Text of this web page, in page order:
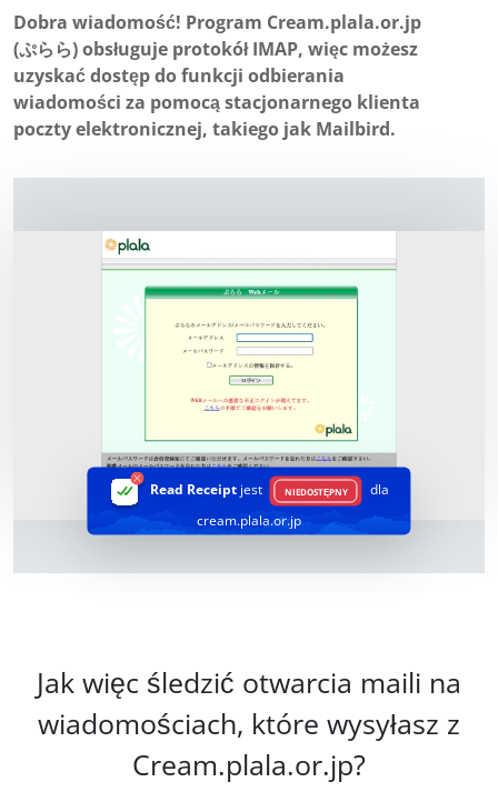
Dobra wiadomość! Program Cream.plala.or.jp
(ぷらら) obsługuje protokół IMAP, więc możesz
uzyskać dostęp do funkcji odbierania
wiadomości za pomocą stacjonarnego klienta
poczty elektronicznej, takiego jak Mailbird.
Read Receiptjest NIEDOSTĘPNY
dla
cream.plala.or.jp
Jak więc śledzić otwarcia maili na
wiadomościach, które wysyłasz z
Cream.plala.or.jp?